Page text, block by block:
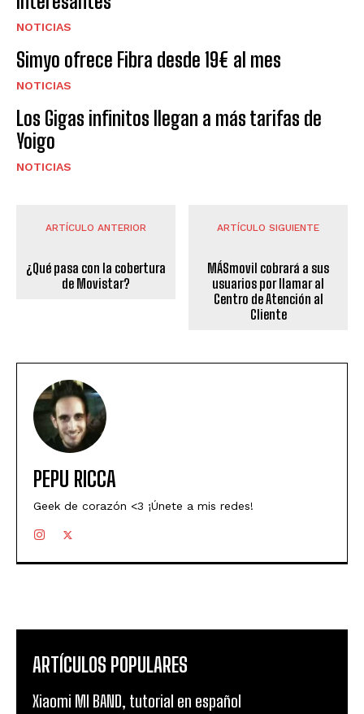
NOTICIAS
Simyo ofrece Fibra desde 19€ al mes
NOTICIAS
Los Gigas infinitos llegan a más tarifas de
Yoigo
NOTICIAS
ARTÍCULO ANTERIOR
¿Qué pasa con la cobertura
de Movistar?
ARTÍCULO SIGUIENTE
MÁSmovil cobrará a sus
usuarios por llamar al
Centro de Atención al
Cliente
PEPU RICCA
Geek de corazón <3 ¡Únete a mis redes!
ARTÍCULOS POPULARES
Xiaomi MI BAND, tutorial en español